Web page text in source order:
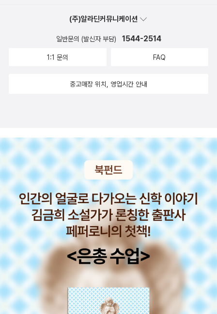
생님과 정우의 표정이 정말 재미난 책이에요. 의사 선생님이 집을 잘
못 찾아 정우에게 온다는 생각도 재미있고요. 반복되는 이야기도. '똑
(주)알라딘커뮤니케이션
일반문의 (발신자 부담) 1544-2514
1:1 문의 FAQ
중고매장 위치, 영업시간 안내